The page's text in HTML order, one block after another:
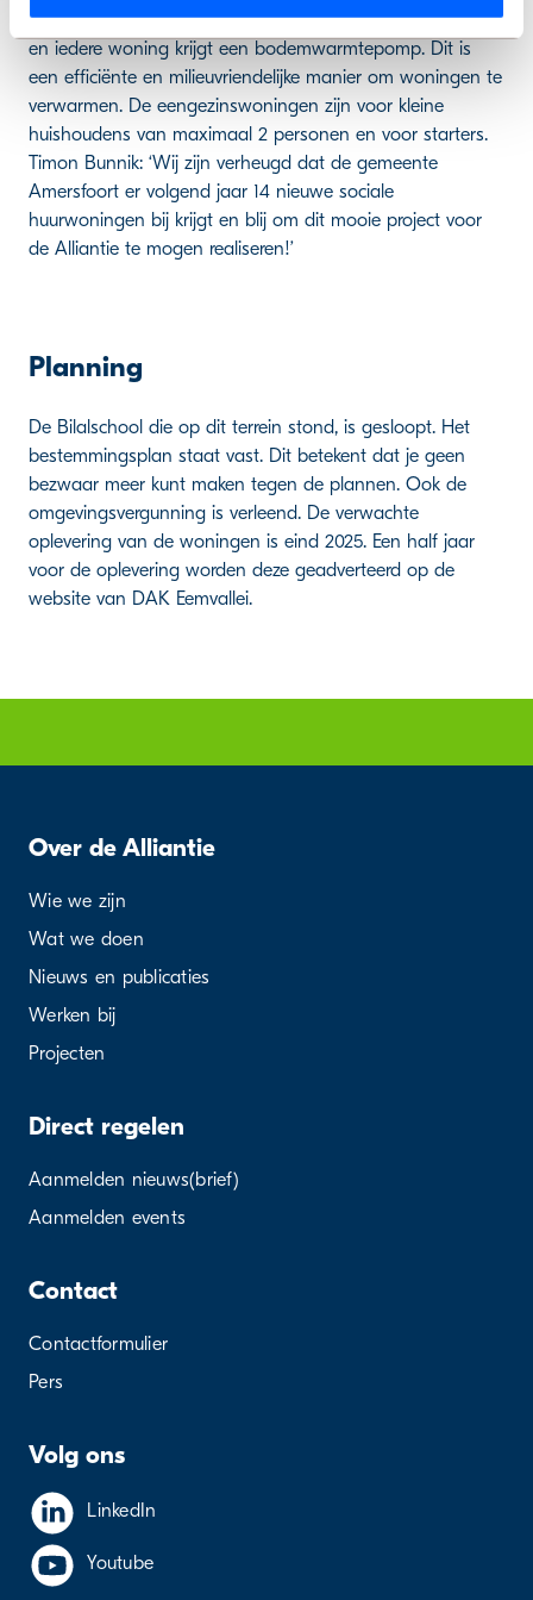
zijn volledig gasloos. Op de daken komen zonnepanelen
en iedere woning krijgt een bodemwarmtepomp. Dit is
een efficiënte en milieuvriendelijke manier om woningen te
verwarmen. De eengezinswoningen zijn voor kleine
huishoudens van maximaal 2 personen en voor starters.
Timon Bunnik: ‘Wij zijn verheugd dat de gemeente
Amersfoort er volgend jaar 14 nieuwe sociale
huurwoningen bij krijgt en blij om dit mooie project voor
de Alliantie te mogen realiseren!’
Planning
De Bilalschool die op dit terrein stond, is gesloopt. Het
bestemmingsplan staat vast. Dit betekent dat je geen
bezwaar meer kunt maken tegen de plannen. Ook de
omgevingsvergunning is verleend. De verwachte
oplevering van de woningen is eind 2025. Een half jaar
voor de oplevering worden deze geadverteerd op de
website van DAK Eemvallei.
Over de Alliantie
Wie we zijn
Wat we doen
Nieuws en publicaties
Werken bij
Projecten
Direct regelen
Aanmelden nieuws(brief)
Aanmelden events
Contact
Contactformulier
Pers
Volg ons
LinkedIn
Youtube